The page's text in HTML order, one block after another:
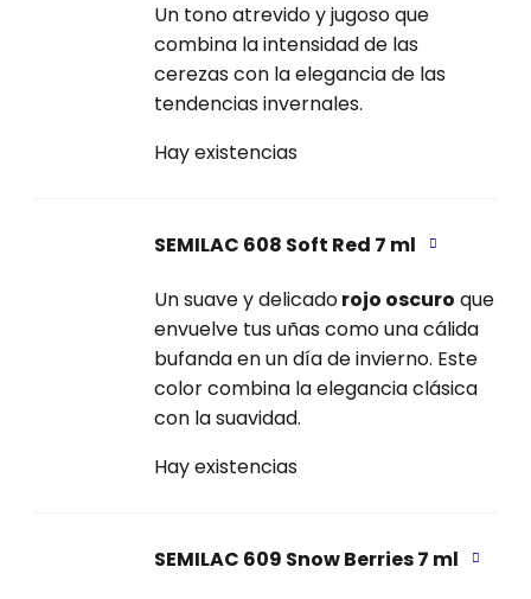
Un tono atrevido y jugoso que
combina la intensidad de las
cerezas con la elegancia de las
tendencias invernales.
Hay existencias
SEMILAC 608 Soft Red 7 ml
Un suave y delicadorojo oscuro que
envuelve tus uñas como una cálida
bufanda en un día de invierno. Este
color combina la elegancia clásica
con la suavidad.
Hay existencias
SEMILAC 609 Snow Berries 7 ml